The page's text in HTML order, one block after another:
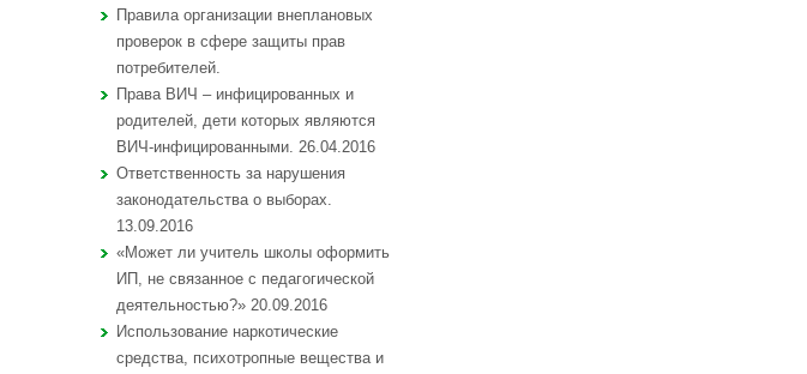
Правила организации внеплановых
проверок в сфере защиты прав
потребителей.
Права ВИЧ – инфицированных и
родителей, дети которых являются
ВИЧ-инфицированными. 26.04.2016
Ответственность за нарушения
законодательства о выборах.
13.09.2016
«Может ли учитель школы оформить
ИП, не связанное с педагогической
деятельностью?» 20.09.2016
Использование наркотические
средства, психотропные вещества и